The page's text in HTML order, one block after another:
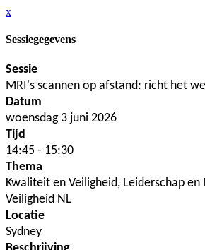
x
Sessiegegevens
Sessie
MRI's scannen op afstand: richt het
Datum
woensdag 3 juni 2026
Tijd
14:45 - 15:30
Thema
Kwaliteit en Veiligheid, Leiderschap en
Veiligheid NL
Locatie
Sydney